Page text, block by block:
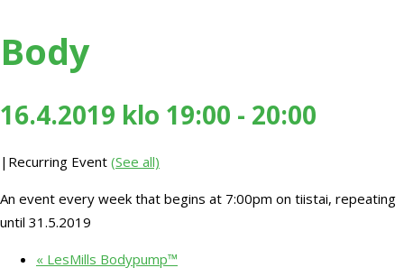
Body
16.4.2019 klo 19:00 - 20:00
| Recurring Event (See all)
An event every week that begins at 7:00pm on tiistai, repeating
until 31.5.2019
« LesMills Bodypump™